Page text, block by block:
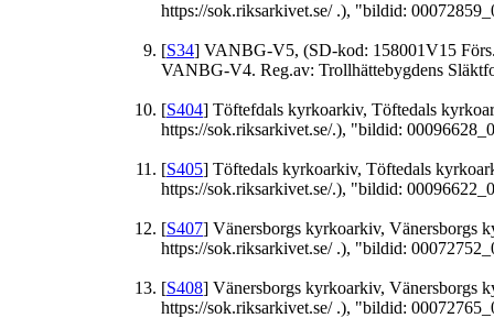
https://sok.riksarkivet.se/ .), "bildid:
[S34] VANBG-V5, (SD-kod: 158001V15
VANBG-V4. Reg.av: Trollhättebygdens
[S404] Töftefdals kyrkoarkiv, Töftedals
https://sok.riksarkivet.se/.), "bildid:
[S405] Töftedals kyrkoarkiv, Töftedals
https://sok.riksarkivet.se/.), "bildid:
[S407] Vänersborgs kyrkoarkiv, Vänersborgs
https://sok.riksarkivet.se/ .), "bildid:
[S408] Vänersborgs kyrkoarkiv, Vänersborgs
https://sok.riksarkivet.se/ .), "bildid: